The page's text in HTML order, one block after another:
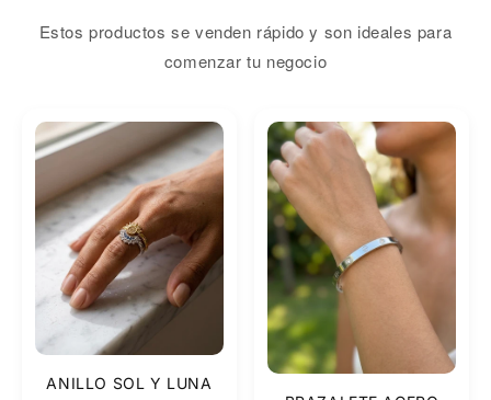
Estos productos se venden rápido y son ideales para
comenzar tu negocio
ANILLO SOL Y LUNA